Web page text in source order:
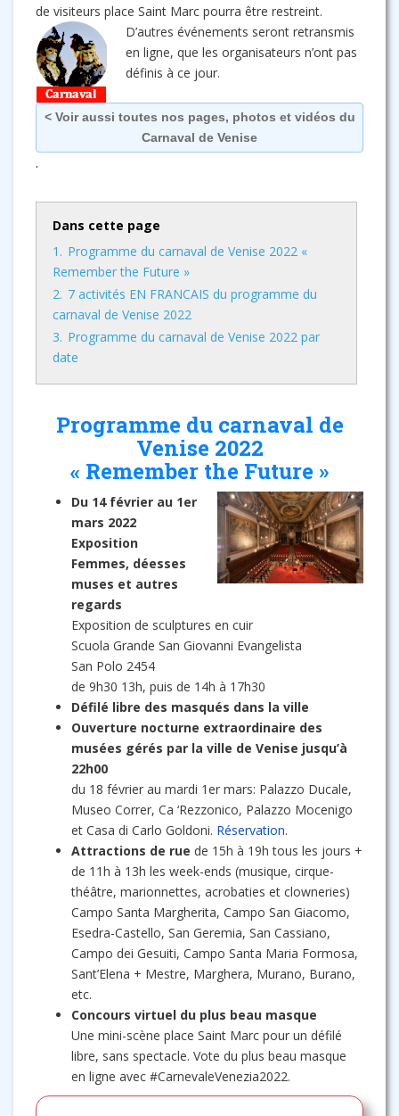
de visiteurs place Saint Marc pourra être restreint.
D’autres événements seront retransmis
en ligne, que les organisateurs n’ont pas
définis à ce jour.
< Voir aussi toutes nos pages, photos et vidéos du
Carnaval de Venise
.
Dans cette page
1. Programme du carnaval de Venise 2022 «
Remember the Future »
2. 7 activités EN FRANCAIS du programme du
carnaval de Venise 2022
3. Programme du carnaval de Venise 2022 par
date
Programme du carnaval de
Venise 2022
« Remember the Future »
Du 14 février au 1er
mars 2022
Exposition
Femmes, déesses
muses et autres
regards
Exposition de sculptures en cuir
Scuola Grande San Giovanni Evangelista
San Polo 2454
de 9h30 13h, puis de 14h à 17h30
Défilé libre des masqués dans la ville
Ouverture nocturne extraordinaire des
musées gérés par la ville de Venise jusqu’à
22h00
du 18 février au mardi 1er mars: Palazzo Ducale,
Museo Correr, Ca ‘Rezzonico, Palazzo Mocenigo
et Casa di Carlo Goldoni. Réservation.
Attractions de rue de 15h à 19h tous les jours +
de 11h à 13h les week-ends (musique, cirque-
théâtre, marionnettes, acrobaties et clowneries)
Campo Santa Margherita, Campo San Giacomo,
Esedra-Castello, San Geremia, San Cassiano,
Campo dei Gesuiti, Campo Santa Maria Formosa,
Sant’Elena + Mestre, Marghera, Murano, Burano,
etc.
Concours virtuel du plus beau masque
Une mini-scène place Saint Marc pour un défilé
libre, sans spectacle. Vote du plus beau masque
en ligne avec #CarnevaleVenezia2022.